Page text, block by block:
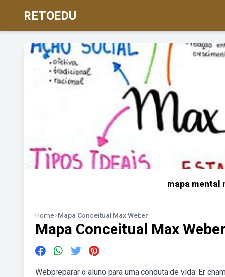
RETOEDU
mapa mental
Home>Mapa Conceitual Max Weber
Mapa Conceitual Max Weber
Webpreparar o aluno para uma conduta de vida: Er